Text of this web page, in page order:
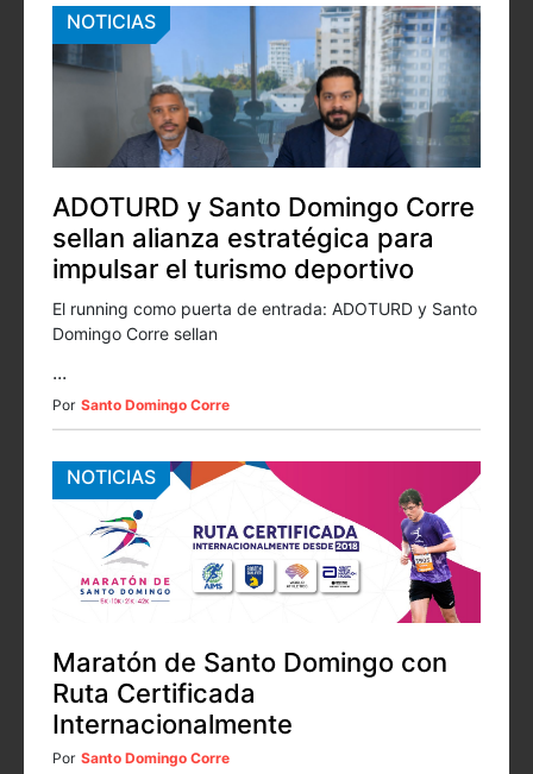
NOTICIAS
ADOTURD y Santo Domingo Corre
sellan alianza estratégica para
impulsar el turismo deportivo
El running como puerta de entrada: ADOTURD y Santo
Domingo Corre sellan
...
Por Santo Domingo Corre
NOTICIAS
Maratón de Santo Domingo con
Ruta Certificada
Internacionalmente
Por Santo Domingo Corre